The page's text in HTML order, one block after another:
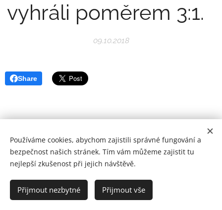
vyhráli poměrem 3:1.
09.10.2018
Share
Vytvořeno službou Webnode
Používáme cookies, abychom zajistili správné fungování a
bezpečnost našich stránek. Tím vám můžeme zajistit tu
nejlepší zkušenost při jejich návštěvě.
Přijmout nezbytné Přijmout vše